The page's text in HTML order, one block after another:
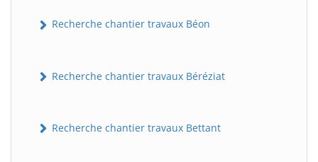
Recherche chantier travaux Béon
Recherche chantier travaux Béréziat
Recherche chantier travaux Bettant